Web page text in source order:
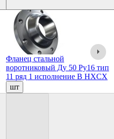
Фланец стальной
воротниковый Ду 50 Ру16 тип
11 ряд 1 исполнение B HXCX
шт